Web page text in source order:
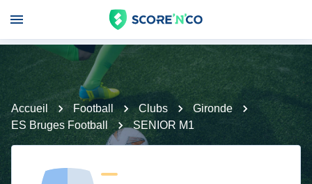
Accueil Football Clubs
Gironde
ES Bruges Football
SENIOR M1